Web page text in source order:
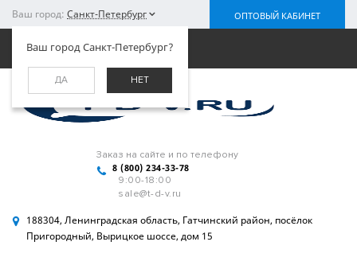
Ваш город: Санкт-Петербург
Ваш город Санкт-Петербург?
ДА НЕТ
ОПТОВЫЙ КАБИНЕТ
Заказ на сайте и по телефону
8 (800) 234-33-78
9:00-18:00
sale@t-d-v.ru
188304, Ленинградская область, Гатчинский район, посёлок
Пригородный, Вырицкое шоссе, дом 15
Меню